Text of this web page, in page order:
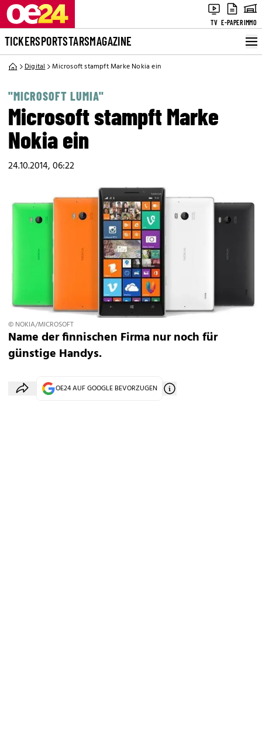
TV E-PAPERIMMO
TICKERSPORTSTARSMAGAZINE
Digital Microsoft stampft Marke Nokia ein
"MICROSOFT LUMIA"
Microsoft stampft Marke
Nokia ein
24.10.2014, 06:22
© NOKIA/MICROSOFT
Name der finnischen Firma nur noch für
günstige Handys.
OE24 AUF GOOGLE BEVORZUGEN